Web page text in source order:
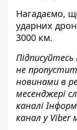
Нагадаємо,
ударних
3000 км.
не
новинами в
месенджері
каналі
канал у Viber